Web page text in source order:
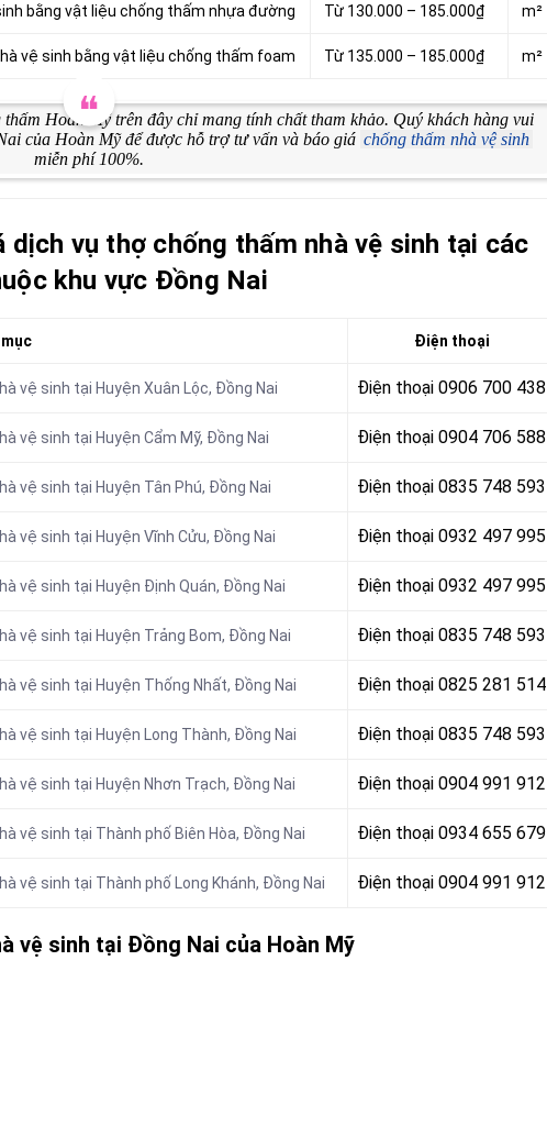
bằng vật liệu chống thấm nhựa đường Từ 130.000 – 185.000₫ m²
vệ sinh bằng vật liệu chống thấm foam Từ 135.000 – 185.000₫ m²
Hoàn Mỹ trên đây chỉ mang tính chất tham khảo. Quý khách hàng vui
của Hoàn Mỹ để được hỗ trợ tư vấn và báo giá chống thấm nhà vệ sinh
miễn phí 100%.
vụ thợ chống thấm nhà vệ sinh tại các
khu vực Đồng Nai
Điện thoại
vệ sinh tại Huyện Xuân Lộc, Đồng Nai Điện thoại 0906 700 438
vệ sinh tại Huyện Cẩm Mỹ, Đồng Nai Điện thoại 0904 706 588
vệ sinh tại Huyện Tân Phú, Đồng Nai Điện thoại 0835 748 593
vệ sinh tại Huyện Vĩnh Cửu, Đồng Nai Điện thoại 0932 497 995
vệ sinh tại Huyện Định Quán, Đồng Nai Điện thoại 0932 497 995
vệ sinh tại Huyện Trảng Bom, Đồng Nai Điện thoại 0835 748 593
vệ sinh tại Huyện Thống Nhất, Đồng Nai Điện thoại 0825 281 514
vệ sinh tại Huyện Long Thành, Đồng Nai Điện thoại 0835 748 593
vệ sinh tại Huyện Nhơn Trạch, Đồng Nai Điện thoại 0904 991 912
vệ sinh tại Thành phố Biên Hòa, Đồng Nai Điện thoại 0934 655 679
vệ sinh tại Thành phố Long Khánh, Đồng Nai Điện thoại 0904 991 912
vệ sinh tại Đồng Nai của Hoàn Mỹ